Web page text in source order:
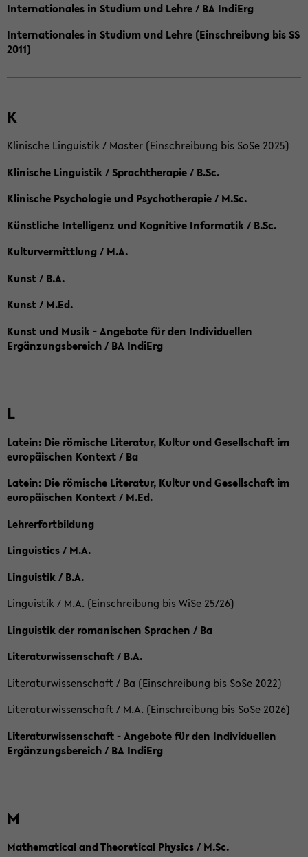
Internationales in Studium und Lehre / BA IndiErg
Internationales in Studium und Lehre (Einschreibung bis SS
2011)
K
Klinische Linguistik / Master (Einschreibung bis SoSe 2025)
Klinische Linguistik / Sprachtherapie / B.Sc.
Klinische Psychologie und Psychotherapie / M.Sc.
Künstliche Intelligenz und Kognitive Informatik / B.Sc.
Kulturvermittlung / M.A.
Kunst / B.A.
Kunst / M.Ed.
Kunst und Musik - Angebote für den Individuellen
Ergänzungsbereich / BA IndiErg
L
Latein: Die römische Literatur, Kultur und Gesellschaft im
europäischen Kontext / Ba
Latein: Die römische Literatur, Kultur und Gesellschaft im
europäischen Kontext / M.Ed.
Lehrerfortbildung
Linguistics / M.A.
Linguistik / B.A.
Linguistik / M.A. (Einschreibung bis WiSe 25/26)
Linguistik der romanischen Sprachen / Ba
Literaturwissenschaft / B.A.
Literaturwissenschaft / Ba (Einschreibung bis SoSe 2022)
Literaturwissenschaft / M.A. (Einschreibung bis SoSe 2026)
Literaturwissenschaft - Angebote für den Individuellen
Ergänzungsbereich / BA IndiErg
M
Mathematical and Theoretical Physics / M.Sc.